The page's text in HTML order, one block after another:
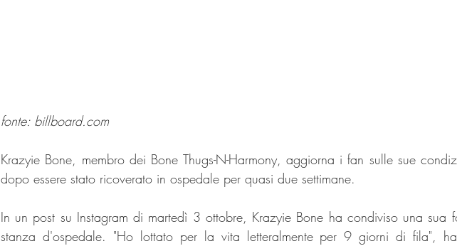
fonte: billboard.com
Krazyie Bone, membro dei Bone Thugs-N-Harmony, aggiorna i fan sulle sue
dopo essere stato ricoverato in ospedale per quasi due settimane.
In un post su Instagram di martedì 3 ottobre, Krazyie Bone ha condiviso una sua
stanza d'ospedale. "Ho lottato per la vita letteralmente per 9 giorni di fila",